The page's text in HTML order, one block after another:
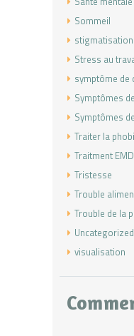
Sommeil
Stress au
symptôme de
Symptômes
Symptômes
Traiter la
Traitment
Tristesse
Trouble
Trouble de la
Uncategorized
visualisation